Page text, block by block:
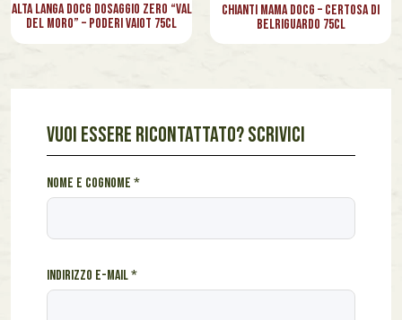
Alta Langa Docg Dosaggio Zero “Val
del Moro” – Poderi Vaiot 75cl
Chianti Mama Docg – Certosa di
Belriguardo 75cl
VUOI ESSERE RICONTATTATO? SCRIVICI
Nome e cognome *
Indirizzo e-mail*